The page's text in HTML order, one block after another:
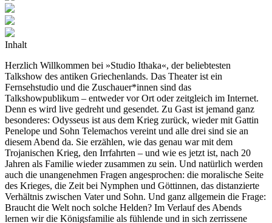
Inhalt
Herzlich Willkommen bei »Studio Ithaka«, der beliebtesten
Talkshow des antiken Griechenlands. Das Theater ist ein
Fernsehstudio und die Zuschauer*innen sind das
Talkshowpublikum – entweder vor Ort oder zeitgleich im Internet.
Denn es wird live gedreht und gesendet. Zu Gast ist jemand ganz
besonderes: Odysseus ist aus dem Krieg zurück, wieder mit Gattin
Penelope und Sohn Telemachos vereint und alle drei sind sie an
diesem Abend da. Sie erzählen, wie das genau war mit dem
Trojanischen Krieg, den Irrfahrten – und wie es jetzt ist, nach 20
Jahren als Familie wieder zusammen zu sein. Und natürlich werden
auch die unangenehmen Fragen angesprochen: die moralische Seite
des Krieges, die Zeit bei Nymphen und Göttinnen, das distanzierte
Verhältnis zwischen Vater und Sohn. Und ganz allgemein die Frage:
Braucht die Welt noch solche Helden? Im Verlauf des Abends
lernen wir die Königsfamilie als fühlende und in sich zerrissene